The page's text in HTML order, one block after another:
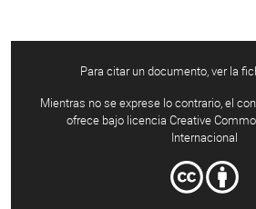
Para citar un documento, ver la
Mientras no se exprese lo contrario, el
ofrece bajo licencia Creative
Internacional